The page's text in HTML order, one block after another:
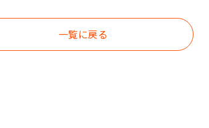
一覧に戻る